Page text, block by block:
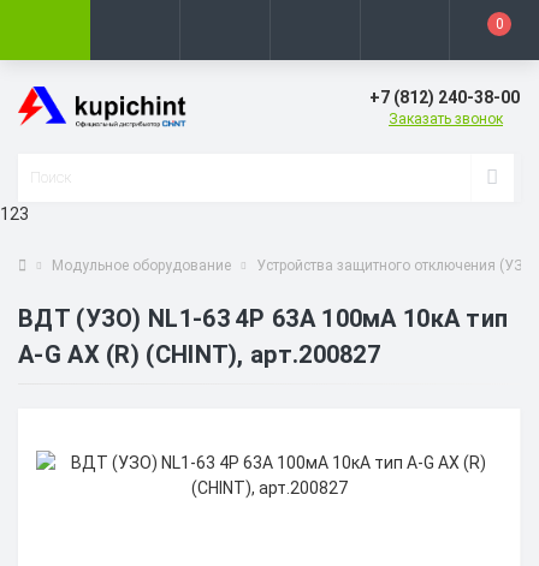
0
+7 (812) 240-38-00
Заказать звонок
123
Модульное оборудование Устройства защитного отключения (УЗО)
ВДТ (УЗО) NL1-63 4P 63А 100мА 10кА тип
A-G AX (R) (CHINT), арт.200827